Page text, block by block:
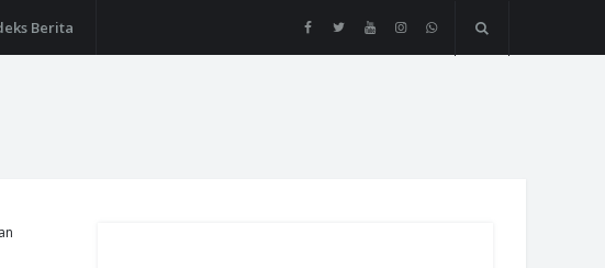
Berita